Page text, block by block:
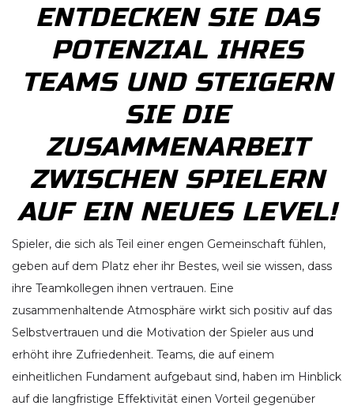
ENTDECKEN SIE DAS
POTENZIAL IHRES
TEAMS UND STEIGERN
SIE DIE
ZUSAMMENARBEIT
ZWISCHEN SPIELERN
AUF EIN NEUES LEVEL!
Spieler, die sich als Teil einer engen Gemeinschaft fühlen,
geben auf dem Platz eher ihr Bestes, weil sie wissen, dass
ihre Teamkollegen ihnen vertrauen. Eine
zusammenhaltende Atmosphäre wirkt sich positiv auf das
Selbstvertrauen und die Motivation der Spieler aus und
erhöht ihre Zufriedenheit. Teams, die auf einem
einheitlichen Fundament aufgebaut sind, haben im Hinblick
auf die langfristige Effektivität einen Vorteil gegenüber